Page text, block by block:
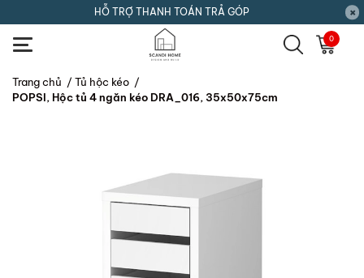
HỖ TRỢ THANH TOÁN TRẢ GÓP
0
Trang chủ / Tủ hộc kéo /
POPSI, Hộc tủ 4 ngăn kéo DRA_016, 35x50x75cm